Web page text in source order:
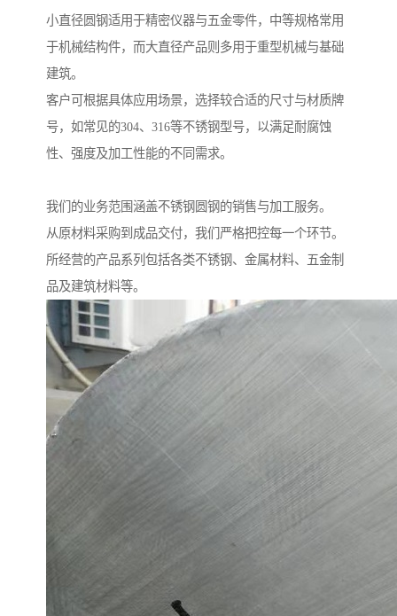
小直径圆钢适用于精密仪器与五金零件，中等规格常用
于机械结构件，而大直径产品则多用于重型机械与基础
建筑。
客户可根据具体应用场景，选择较合适的尺寸与材质牌
号，如常见的304、316等不锈钢型号，以满足耐腐蚀
性、强度及加工性能的不同需求。
我们的业务范围涵盖不锈钢圆钢的销售与加工服务。
从原材料采购到成品交付，我们严格把控每一个环节。
所经营的产品系列包括各类不锈钢、金属材料、五金制
品及建筑材料等。